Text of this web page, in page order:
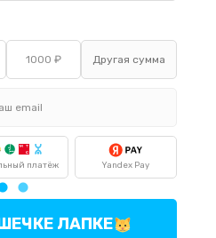
1000 ₽
платёж Yandex Pay
ЛАПКЕ